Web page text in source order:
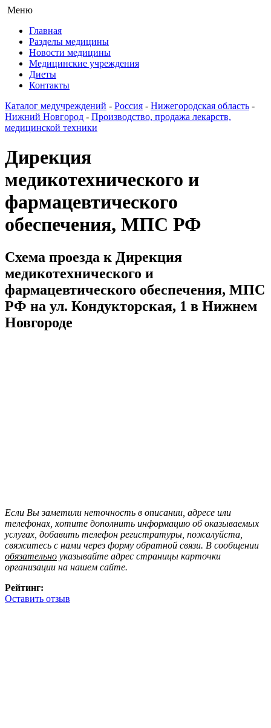
Меню
Главная
Разделы медицины
Новости медицины
Медицинские учреждения
Диеты
Контакты
Каталог медучреждений - Россия - Нижегородская область -
Нижний Новгород - Производство, продажа лекарств,
медицинской техники
Дирекция
медикотехнического и
фармацевтического
обеспечения, МПС РФ
Схема проезда к Дирекция
медикотехнического и
фармацевтического обеспечения, МПС
РФ на ул. Кондукторская, 1 в Нижнем
Новгороде
Если Вы заметили неточность в описании, адресе или
телефонах, хотите дополнить информацию об оказываемых
услугах, добавить телефон регистратуры, пожалуйста,
свяжитесь с нами через форму обратной связи. В сообщении
обязательно указывайте адрес страницы карточки
организации на нашем сайте.
Рейтинг:
Оставить отзыв